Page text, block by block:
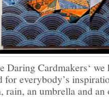
Daring Cardmakers‘ we
for everybody’s
rain, an umbrella and